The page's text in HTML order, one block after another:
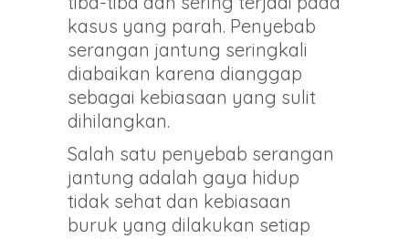
kasus yang parah. Penyebab
serangan jantung seringkali
diabaikan karena dianggap
sebagai kebiasaan yang sulit
dihilangkan.
Salah satu penyebab serangan
jantung adalah gaya hidup
tidak sehat dan kebiasaan
buruk yang dilakukan setiap